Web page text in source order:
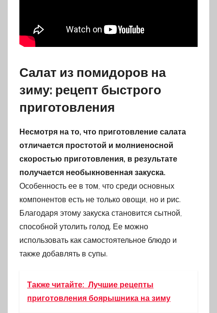
Салат из помидоров на
зиму: рецепт быстрого
приготовления
Несмотря на то, что приготовление салата
отличается простотой и молниеносной
скоростью приготовления, в результате
получается необыкновенная закуска.
Особенность ее в том, что среди основных
компонентов есть не только овощи, но и рис.
Благодаря этому закуска становится сытной,
способной утолить голод. Ее можно
использовать как самостоятельное блюдо и
также добавлять в супы.
Также читайте: Лучшие рецепты
приготовления боярышника на зиму